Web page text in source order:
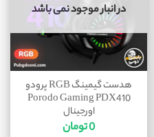
در انبار موجود نمی باشد
هدست گیمینگ RGB پرودو
Porodo Gaming PDX410
اورجینال
0تومان